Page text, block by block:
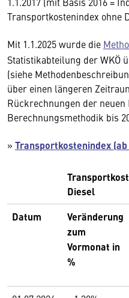
Transportkostenindex ohne
Mit 1.1.2025 wurde die
Statistikabteilung der WKÖ
(siehe
über einen längeren
Rückrechnungen der
Berechnungsmethodik bis
» Transportkostenindex
Diesel
Datum
Veränderung
zum
Vormonat in
%